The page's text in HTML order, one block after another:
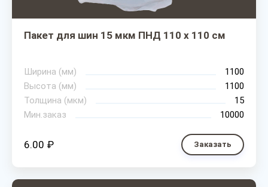
Пакет для шин 15 мкм ПНД 110 х 110 см
Ширина (мм)
1100
Высота (мм)
1100
Толщина (мкм)
15
Мин.заказ
10000
6.00 ₽ Заказать